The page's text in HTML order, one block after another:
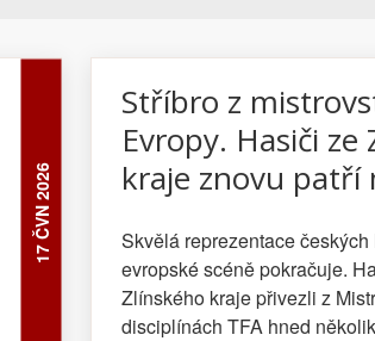
17 ČVN 2026
Stříbro z
Evropy. Hasiči ze
kraje znovu patří
Skvělá reprezentace
evropské scéně pokračuje.
Zlínského kraje přivezli z
disciplínách TFA hned